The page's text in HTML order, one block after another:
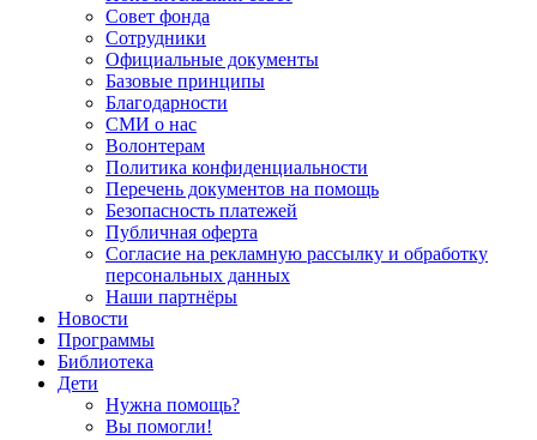
Совет фонда
Сотрудники
Официальные документы
Базовые принципы
Благодарности
СМИ о нас
Волонтерам
Политика конфиденциальности
Перечень документов на помощь
Безопасность платежей
Публичная оферта
Согласие на рекламную рассылку и обработку
персональных данных
Наши партнёры
Новости
Программы
Библиотека
Дети
Нужна помощь?
Вы помогли!